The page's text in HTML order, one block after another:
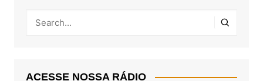
ACESSE NOSSA RÁDIO